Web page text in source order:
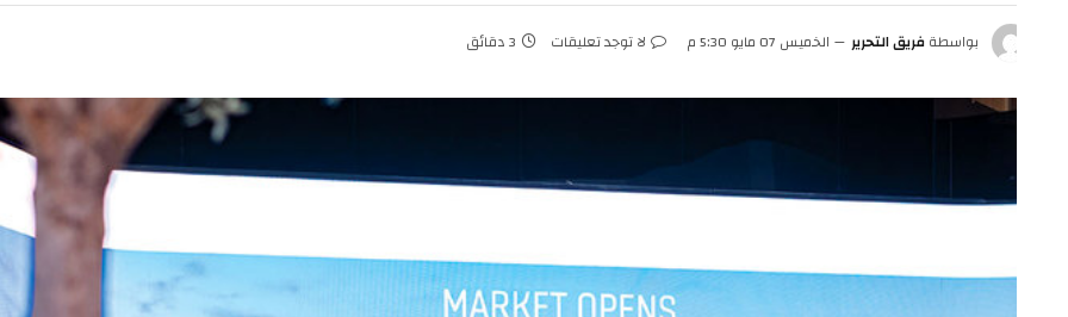
بواسطة فريق التحرير الخميس 07 مايو 5:30 م لا توجد تعليقات 3 دقائق